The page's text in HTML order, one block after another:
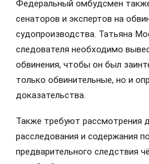
Федеральный омбудсмен
сенаторов и экспертов на
судопроизводства. Татьяна
следователя необходимо
обвинения, чтобы он был
только обвинительные, но и
доказательства.
Также требуют рассмотрения
расследования и содержания
предварительного следствия